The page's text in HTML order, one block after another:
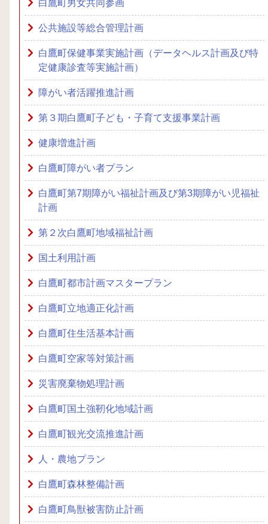
白鷹町男女共同参画
公共施設等総合管理計画
白鷹町保健事業実施計画（データヘルス計画及び特
定健康診査等実施計画）
障がい者活躍推進計画
第３期白鷹町子ども・子育て支援事業計画
健康増進計画
白鷹町障がい者プラン
白鷹町第7期障がい福祉計画及び第3期障がい児福祉
計画
第２次白鷹町地域福祉計画
国土利用計画
白鷹町都市計画マスタープラン
白鷹町立地適正化計画
白鷹町住生活基本計画
白鷹町空家等対策計画
災害廃棄物処理計画
白鷹町国土強靭化地域計画
白鷹町観光交流推進計画
人・農地プラン
白鷹町森林整備計画
白鷹町鳥獣被害防止計画